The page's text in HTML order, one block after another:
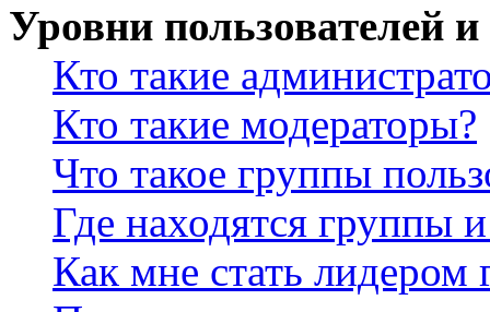
Уровни пользователей
Кто такие
Кто такие модераторы?
Что такое группы
Где находятся группы
Как мне стать лидером